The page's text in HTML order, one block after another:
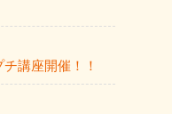
講座開催！！